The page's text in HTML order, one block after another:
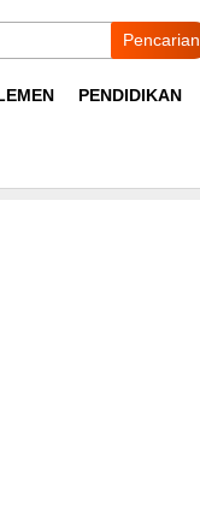
Pencarian
PENDIDIKAN